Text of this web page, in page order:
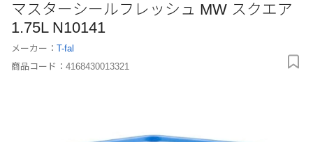
マスターシールフレッシュ MW スクエア
1.75L N10141
メーカー： T-fal
商品コード： 4168430013321